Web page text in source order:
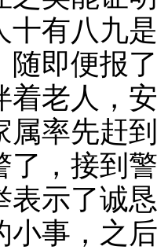
十有八九
随即便报
着老人，
属率先赶
了，接到
表示了诚
小事，之